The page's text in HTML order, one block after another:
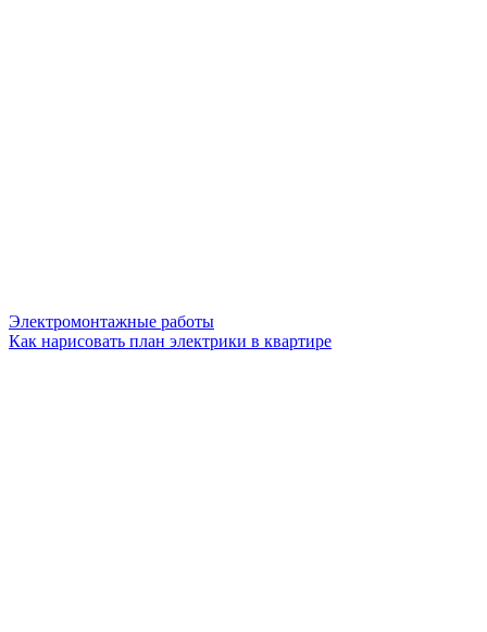
Электромонтажные работы
Как нарисовать план электрики в квартире